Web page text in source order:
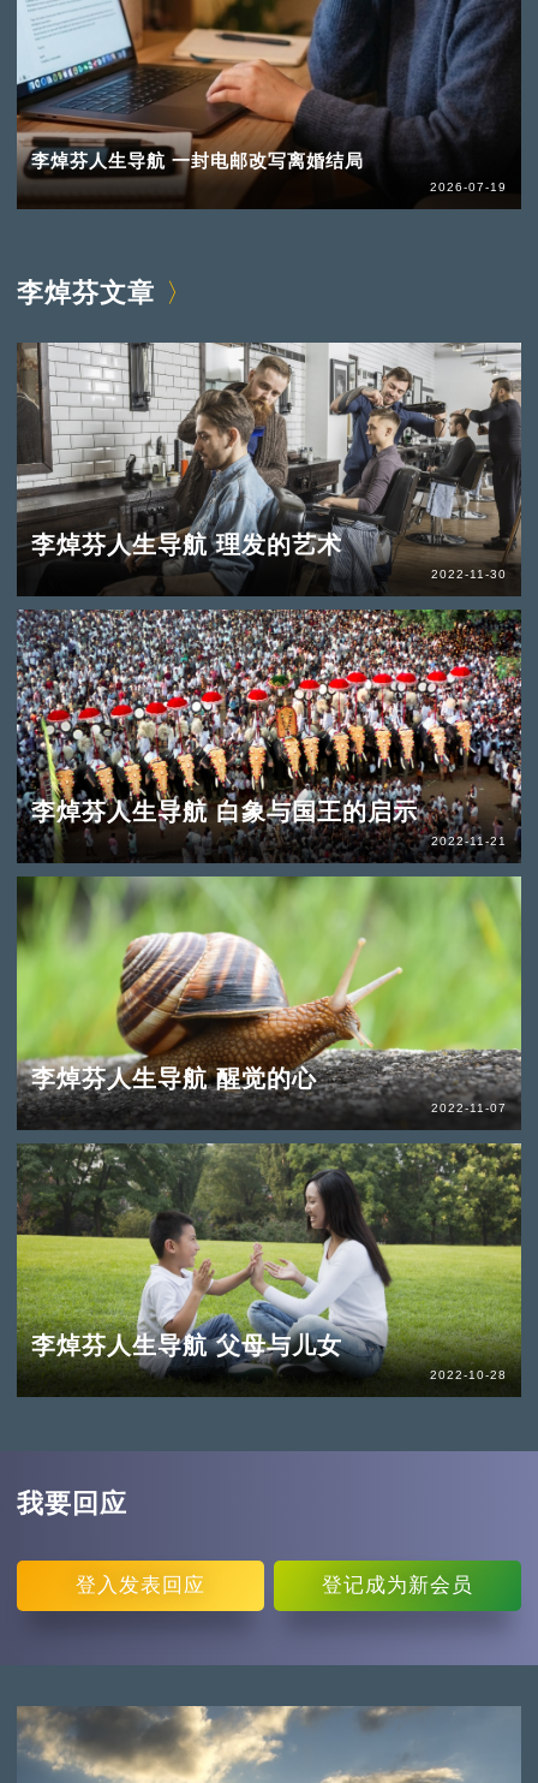
李焯芬人生导航 一封电邮改写离婚结局
2026-07-19
李焯芬文章
李焯芬人生导航 理发的艺术
2022-11-30
李焯芬人生导航 白象与国王的启示
2022-11-21
李焯芬人生导航 醒觉的心
2022-11-07
李焯芬人生导航 父母与儿女
2022-10-28
我要回应
登入 发表回应 登记成为新会员